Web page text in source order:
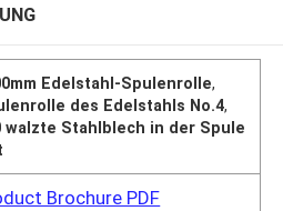
Edelstahl-Spulenrolle,
des Edelstahls No.4,
walzte Stahlblech in der Spule
Brochure PDF